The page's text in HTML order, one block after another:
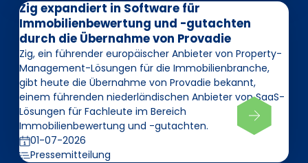
Zig expandiert in Software für
Immobilienbewertung und -gutachten
durch die Übernahme von Provadie
Zig, ein führender europäischer Anbieter von Property-
Management-Lösungen für die Immobilienbranche,
gibt heute die Übernahme von Provadie bekannt,
einem führenden niederländischen Anbieter von SaaS-
Lösungen für Fachleute im Bereich
Immobilienbewertung und -gutachten.
01-07-2026
Pressemitteilung